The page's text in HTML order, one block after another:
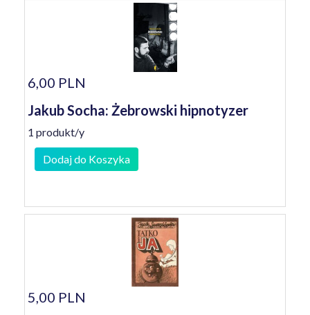
6,00 PLN
Jakub Socha: Żebrowski hipnotyzer
1 produkt/y
Dodaj do Koszyka
5,00 PLN